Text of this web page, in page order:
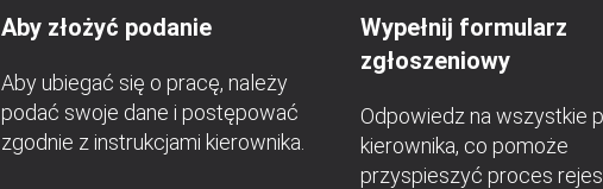
Aby złożyć podanie
Aby ubiegać się o pracę, należy
podać swoje dane i postępować
zgodnie z instrukcjami kierownika.
Wypełnij formularz
zgłoszeniowy
Odpowiedz na wszystkie
kierownika, co pomoże
przyspieszyć proces